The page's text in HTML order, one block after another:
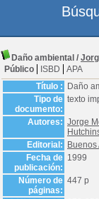
Daño ambiental /
Público
ISBD
APA
Título :
Daño
Tipo de
documento:
texto
Autores: Jorge
Editorial:
Fecha de
publicación:
1999
Número de
páginas:
447 p